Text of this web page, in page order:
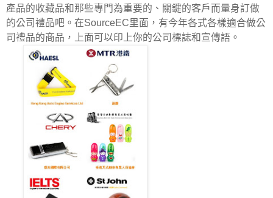
產品的收藏品和那些專門為重要的、關鍵的客戶而量身訂做
的公司禮品吧。在SourceEC里面，有今年各式各樣適合做公
司禮品的商品，上面可以印上你的公司標誌和宣傳語。